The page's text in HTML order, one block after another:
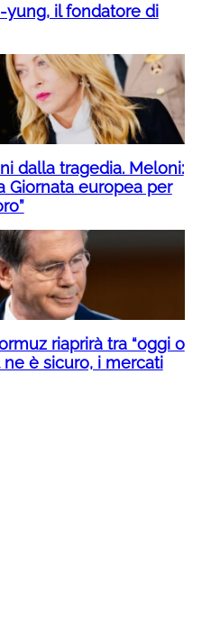
yung, il fondatore di
dalla tragedia. Meloni:
Giornata europea per
riaprirà tra “oggi o
ne è sicuro, i mercati